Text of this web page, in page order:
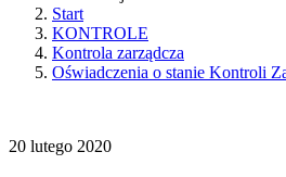
Start
KONTROLE
Kontrola zarządcza
Oświadczenia o stanie Kontroli
20 lutego 2020